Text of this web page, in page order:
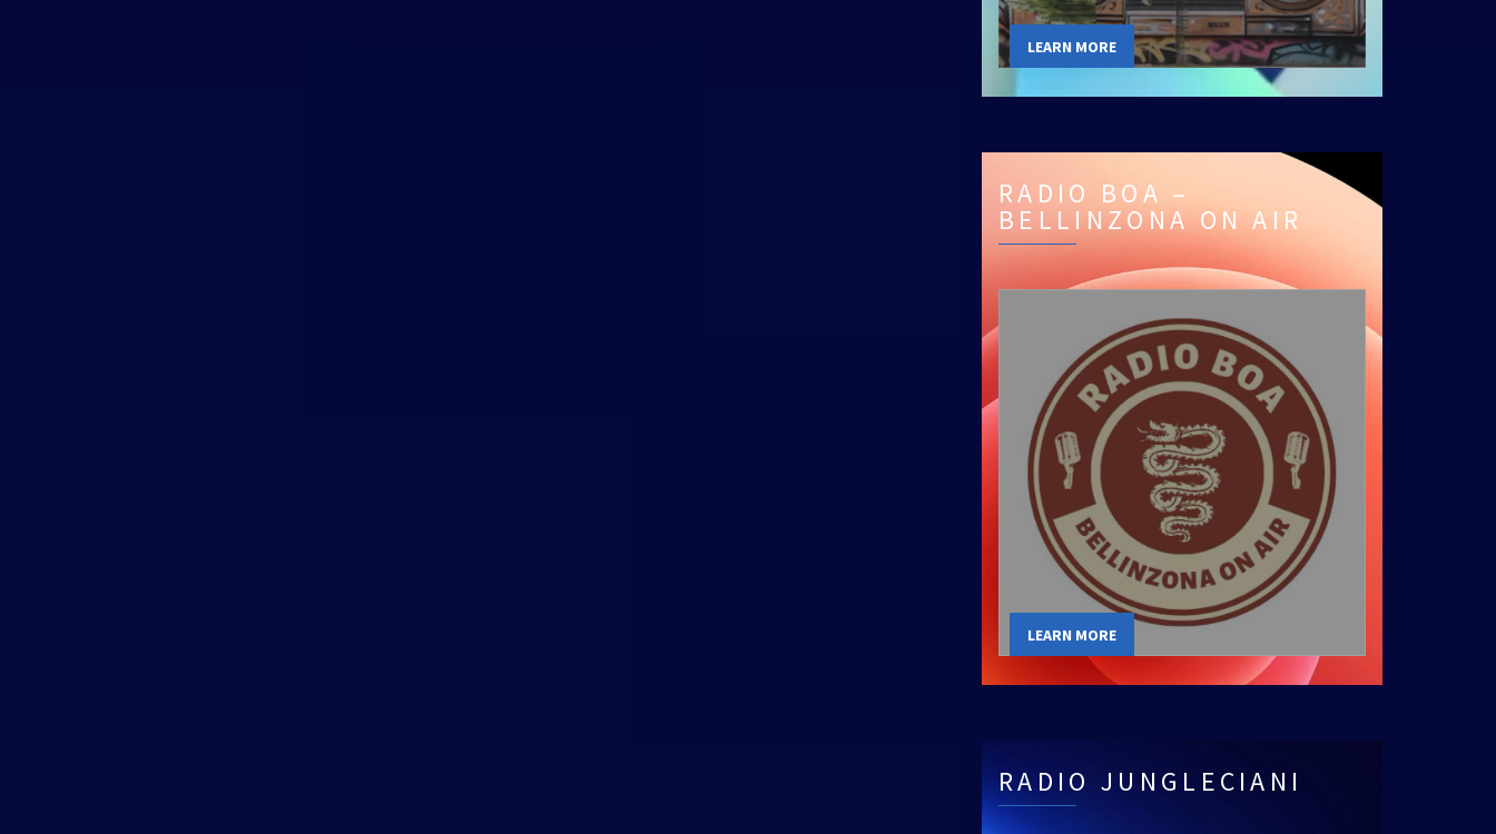
LEARN MORE
RADIO BOA –
BELLINZONA ON AIR
LEARN MORE
RADIO JUNGLECIANI